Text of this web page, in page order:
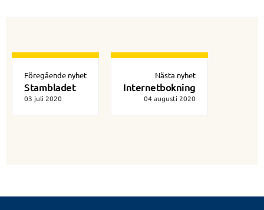
Föregående nyhet
Stambladet
03 juli 2020
Nästa nyhet
Internetbokning
04 augusti 2020